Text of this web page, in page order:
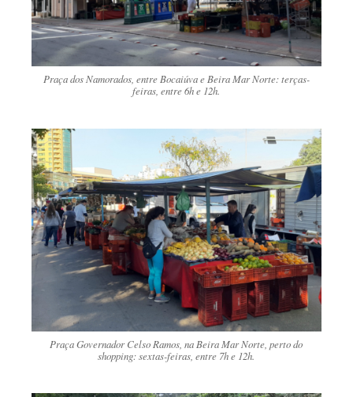
Praça dos Namorados, entre Bocaiúva e Beira Mar Norte: terças-
feiras, entre 6h e 12h.
Praça Governador Celso Ramos, na Beira Mar Norte, perto do
shopping: sextas-feiras, entre 7h e 12h.